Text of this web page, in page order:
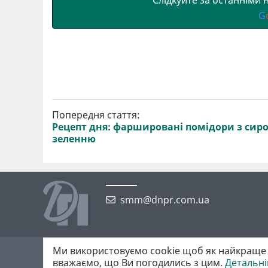
G
Попередня стаття:
Рецепт дня: фаршировані помідори з
зеленню
smm@dnpr.com.ua
©2026 https://dnpr.com.ua Дніпровська порадниця
Всі права захищені. При повному або частковому
Ми використовуємо cookie щоб як найкраще
вважаємо, що Ви погодились з цим.